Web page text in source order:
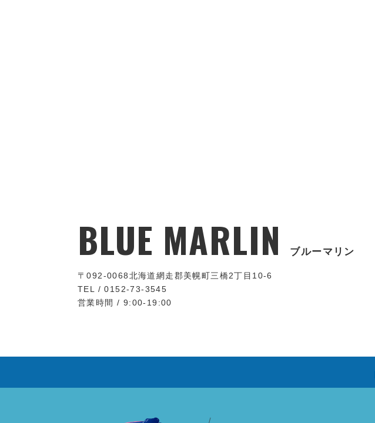
BLUE MARLIN ブルーマリン
〒092-0068北海道網走郡美幌町三橋2丁目10-6
TEL / 0152-73-3545
営業時間 / 9:00-19:00